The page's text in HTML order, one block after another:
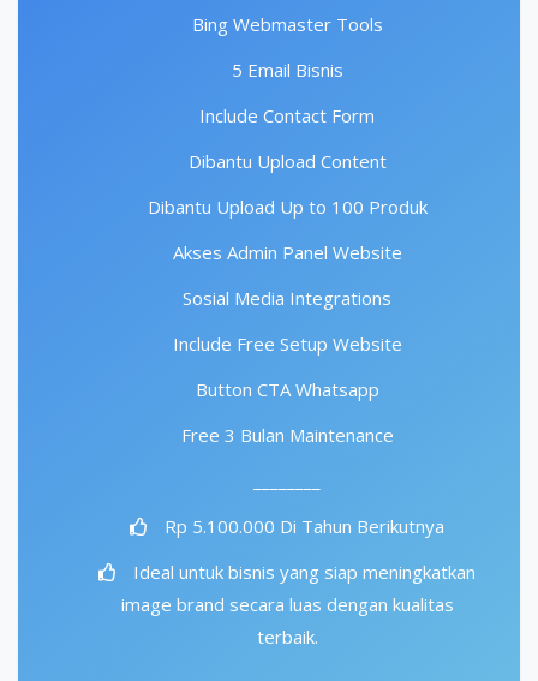
Bing Webmaster Tools
5 Email Bisnis
Include Contact Form
Dibantu Upload Content
Dibantu Upload Up to 100 Produk
Akses Admin Panel Website
Sosial Media Integrations
Include Free Setup Website
Button CTA Whatsapp
Free 3 Bulan Maintenance
Rp 5.100.000 Di Tahun Berikutnya
Ideal untuk bisnis yang siap meningkatkan
image brand secara luas dengan kualitas
terbaik.